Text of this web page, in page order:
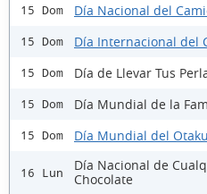
15 Dom Día Nacional del
15 Dom Día Internacional del
15 Dom Día de Llevar Tus
15 Dom Día Mundial de la
15 Dom Día Mundial del Otaku
16 Lun
Día Nacional de
Chocolate